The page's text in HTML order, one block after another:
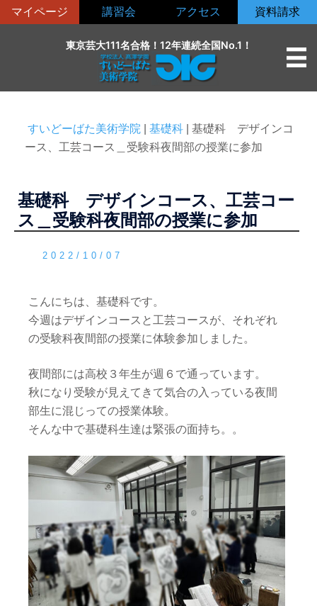
ン
マイページ 講習会 アクセス 資料請求
東京芸大111名合格！12年連続全国No.1！
すいどーばた美術学院 基礎科
基礎科 デザインコ
ース、工芸コース＿受験科夜間部の授業に参加
基礎科 デザインコース、工芸コー
ス＿受験科夜間部の授業に参加
2022/10/07
こんにちは、基礎科です。
今週はデザインコースと工芸コースが、それぞれ
の受験科夜間部の授業に体験参加しました。
夜間部には高校３年生が週６で通っています。
秋になり受験が見えてきて気合の入っている夜間
部生に混じっての授業体験。
そんな中で基礎科生達は緊張の面持ち。。